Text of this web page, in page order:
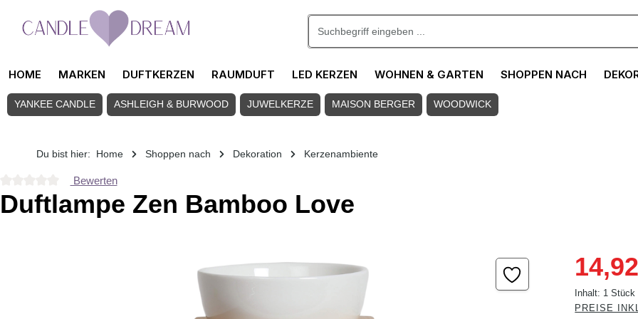
Zum Hauptinhalt springen
HOME MARKEN DUFTKERZEN RAUMDUFT LED KERZEN WOHNEN & GARTEN SHOPPEN NACH
YANKEE CANDLE ASHLEIGH & BURWOOD JUWELKERZE MAISON BERGER WOODWICK
Du bist hier: Home Shoppen nach Dekoration Kerzenambiente
Durchschnittliche Bewertung von 0 von 5 Sternen
Bewerten
Duftlampe Zen Bamboo Love
Inhalt: 1 Stück
PREISE